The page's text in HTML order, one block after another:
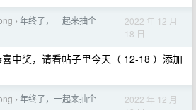
› 年终了，一起来抽个
2022 年 12 月
18 日
中奖，请看帖子里今天（ 12-18 ）添加
› 年终了，一起来抽个
2022 年 12 月